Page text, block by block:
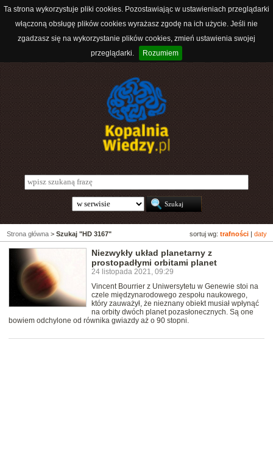
Ta strona wykorzystuje pliki cookies. Pozostawiając w ustawieniach przeglądarki
włączoną obsługę plików cookies wyrażasz zgodę na ich użycie. Jeśli nie
zgadzasz się na wykorzystanie plików cookies, zmień ustawienia swojej
przeglądarki.
Rozumiem
sortuj wg: trafności daty
Strona główna > Szukaj "HD 3167"
Niezwykły układ planetarny z
prostopadłymi orbitami planet
24 listopada 2021, 09:29
Vincent Bourrier z Uniwersytetu w Genewie stoi na
czele międzynarodowego zespołu naukowego,
który zauważył, że nieznany obiekt musiał wpłynąć
na orbity dwóch planet pozasłonecznych. Są one
bowiem odchylone od równika gwiazdy aż o 90 stopni.